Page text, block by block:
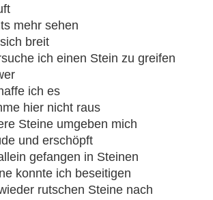
mehr sehen
breit
ich einen Stein zu greifen
ich es
hier nicht raus
Steine umgeben mich
und erschöpft
gefangen in Steinen
konnte ich beseitigen
rutschen Steine nach